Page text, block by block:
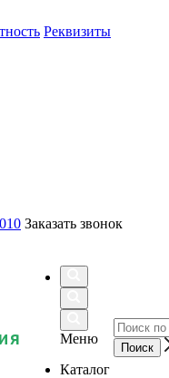
Реквизиты
Заказать звонок
Меню
Каталог